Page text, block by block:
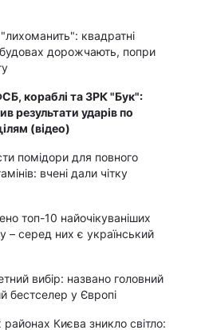
квадратні
дорожчають, попри
кораблі та ЗРК "Бук":
результати ударів по
(відео)
помідори для повного
вчені дали чітку
топ-10 найочікуваніших
– серед них є український
вибір: названо головний
бестселер у Європі
Києва зникло світло: